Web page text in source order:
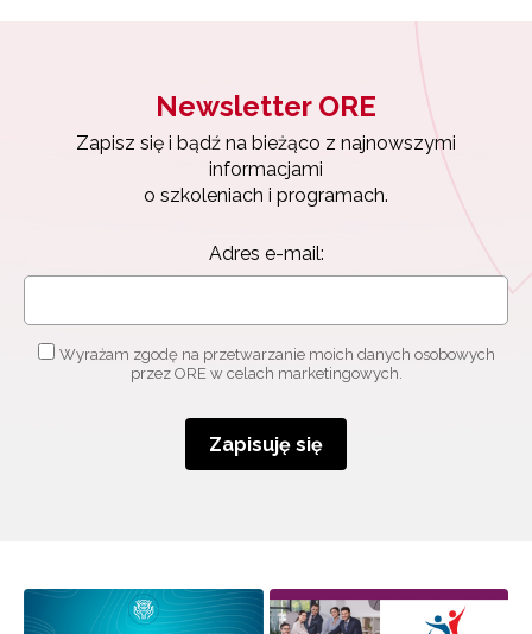
Newsletter ORE
Zapisz się i bądź na bieżąco z najnowszymi
informacjami
o szkoleniach i programach.
Adres e-mail:
Wyrażam zgodę na przetwarzanie moich danych osobowych
przez ORE w celach marketingowych.
Zapisuję się